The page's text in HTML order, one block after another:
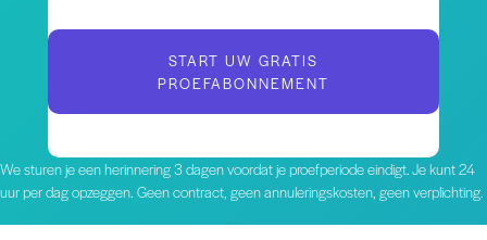
START UW GRATIS
PROEFABONNEMENT
We sturen je een herinnering 3 dagen voordat je proefperiode eindigt. Je kunt 24
uur per dag opzeggen. Geen contract, geen annuleringskosten, geen verplichting.